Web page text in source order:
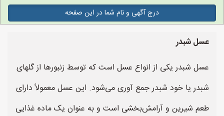
درج آگهی و نام شما در این صفحه
عسل شبدر
عسل شبدر یکی از انواع عسل است که توسط زنبورها از گلهای
شبدر یا خود شبدر جمع آوری می‌شود. این عسل معمولاً دارای
طعم شیرین و آرامش‌بخشی است و به عنوان یک ماده غذایی